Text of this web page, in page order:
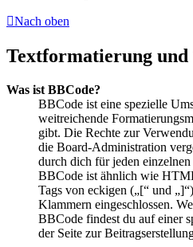
Nach oben
Textformatierung und
Was ist BBCode?
BBCode ist eine spezielle
weitreichende
gibt. Die Rechte zur
die Board-Administration
durch dich für jeden
BBCode ist ähnlich wie
Tags von eckigen („[“ und
Klammern eingeschlossen.
BBCode findest du auf einer
der Seite zur